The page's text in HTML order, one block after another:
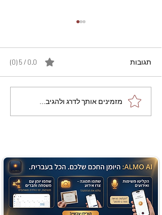
מתכון מנצח עוגת מייפל
שוקולד בחושה וקלה - זיוה
תגובות 0.0 / 5 ‏(0)
מזמינים אותך לדרג ולהגיב...